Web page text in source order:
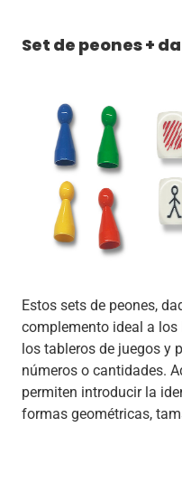
Set de peones +
Estos sets de peones,
complemento ideal a
los tableros de juegos y
números o cantidades.
permiten introducir la
formas geométricas,